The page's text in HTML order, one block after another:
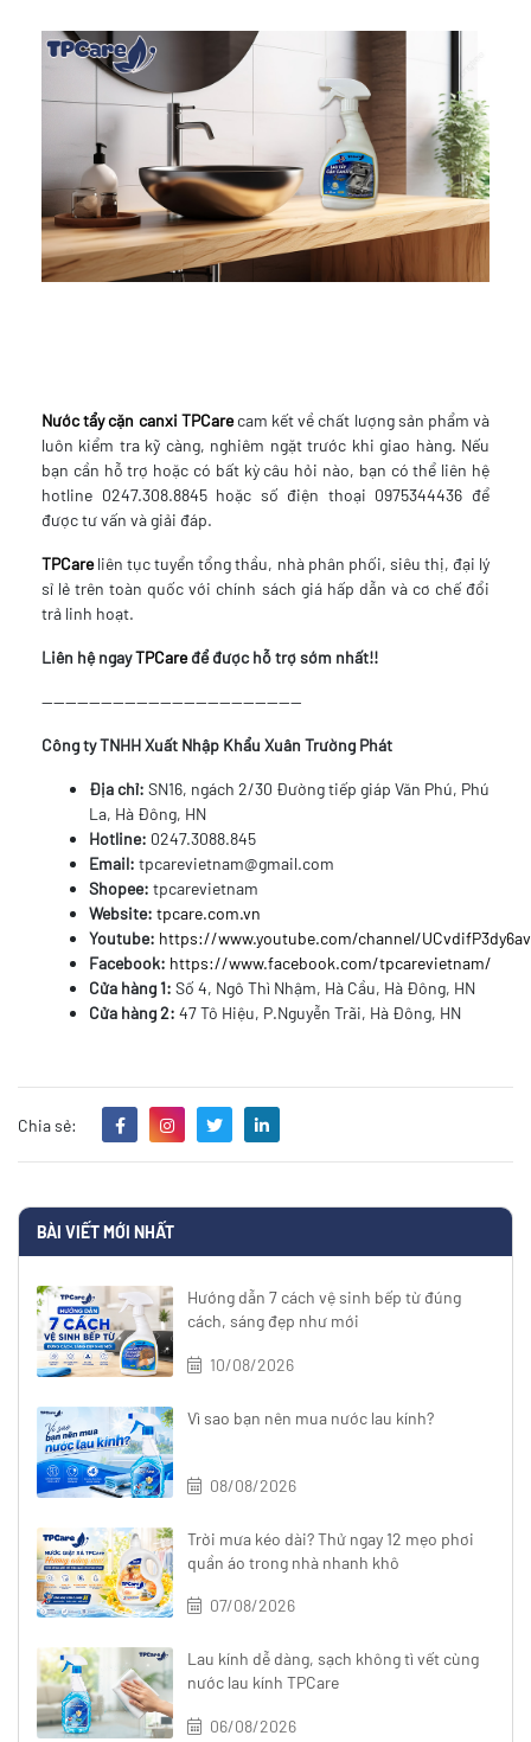
Nước tẩy cặn canxi TPCarecam kết về chất lượng sản phẩm và
luôn kiểm tra kỹ càng, nghiêm ngặt trước khi giao hàng. Nếu
bạn cần hỗ trợ hoặc có bất kỳ câu hỏi nào, bạn có thể liên hệ
hotline 0247.308.8845 hoặc số điện thoại 0975344436 để
được tư vấn và giải đáp.
TPCareliên tục tuyển tổng thầu, nhà phân phối, siêu thị, đại lý
sỉ lẻ trên toàn quốc với chính sách giá hấp dẫn và cơ chế đổi
trả linh hoạt.
Liên hệ ngayTPCaređể được hỗ trợ sớm nhất!!
--------------------------------------------
Công ty TNHH Xuất Nhập Khẩu Xuân Trường Phát
Địa chỉ: SN16, ngách 2/30 Đường tiếp giáp Văn Phú, Phú
La, Hà Đông, HN
Hotline: 0247.3088.845
Email: tpcarevietnam@gmail.com
Shopee: tpcarevietnam
Website: tpcare.com.vn
Youtube: https://www.youtube.com/channel/
Facebook: https://www.facebook.com/tpcarevietnam/
Cửa hàng 1: Số 4, Ngô Thì Nhậm, Hà Cầu, Hà Đông, HN
Cửa hàng 2: 47 Tô Hiệu, P.Nguyễn Trãi, Hà Đông, HN
Chia sẻ:
BÀI VIẾT MỚI NHẤT
Hướng dẫn 7 cách vệ sinh bếp từ đúng
cách, sáng đẹp như mới
10/08/2026
Vì sao bạn nên mua nước lau kính?
08/08/2026
Trời mưa kéo dài? Thử ngay 12 mẹo phơi
quần áo trong nhà nhanh khô
07/08/2026
Lau kính dễ dàng, sạch không tì vết cùng
nước lau kính TPCare
06/08/2026